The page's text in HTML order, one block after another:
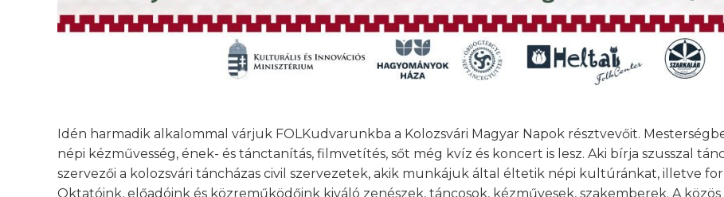
Idén harmadik alkalommal várjuk FOLKudvarunkba a Kolozsvári Magyar Napok résztvevőit.
népi kézművesség, ének- és tánctanítás, filmvetítés, sőt még kvíz és koncert is lesz. Aki bírja szusszal
szervezői a kolozsvári táncházas civil szervezetek, akik munkájuk által éltetik népi kultúránkat, illetve
Oktatóink, előadóink és közreműködőink kiváló zenészek, táncosok, kézművesek, szakemberek. A